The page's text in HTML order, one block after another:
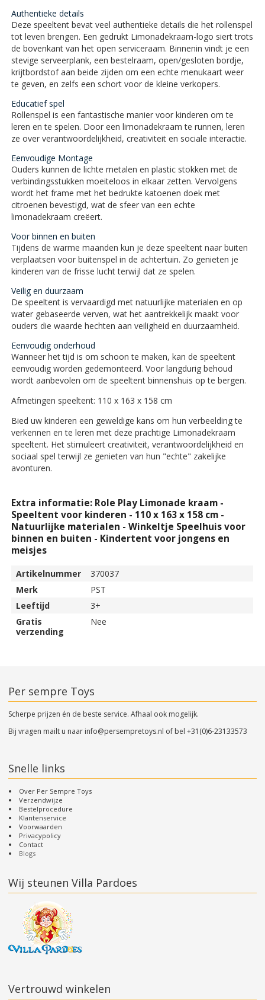
Authentieke details
Deze speeltent bevat veel authentieke details die het rollenspel
tot leven brengen. Een gedrukt Limonadekraam-logo siert trots
de bovenkant van het open serviceraam. Binnenin vindt je een
stevige serveerplank, een bestelraam, open/gesloten bordje,
krijtbordstof aan beide zijden om een echte menukaart weer
te geven, en zelfs een schort voor de kleine verkopers.
Educatief spel
Rollenspel is een fantastische manier voor kinderen om te
leren en te spelen. Door een limonadekraam te runnen, leren
ze over verantwoordelijkheid, creativiteit en sociale interactie.
Eenvoudige Montage
Ouders kunnen de lichte metalen en plastic stokken met de
verbindingsstukken moeiteloos in elkaar zetten. Vervolgens
wordt het frame met het bedrukte katoenen doek met
citroenen bevestigd, wat de sfeer van een echte
limonadekraam creëert.
Voor binnen en buiten
Tijdens de warme maanden kun je deze speeltent naar buiten
verplaatsen voor buitenspel in de achtertuin. Zo genieten je
kinderen van de frisse lucht terwijl dat ze spelen.
Veilig en duurzaam
De speeltent is vervaardigd met natuurlijke materialen en op
water gebaseerde verven, wat het aantrekkelijk maakt voor
ouders die waarde hechten aan veiligheid en duurzaamheid.
Eenvoudig onderhoud
Wanneer het tijd is om schoon te maken, kan de speeltent
eenvoudig worden gedemonteerd. Voor langdurig behoud
wordt aanbevolen om de speeltent binnenshuis op te bergen.
Afmetingen speeltent: 110 x 163 x 158 cm
Bied uw kinderen een geweldige kans om hun verbeelding te
verkennen en te leren met deze prachtige Limonadekraam
speeltent. Het stimuleert creativiteit, verantwoordelijkheid en
sociaal spel terwijl ze genieten van hun "echte" zakelijke
avonturen.
Extra informatie: Role Play Limonade kraam -
Speeltent voor kinderen - 110 x 163 x 158 cm -
Natuurlijke materialen - Winkeltje Speelhuis voor
binnen en buiten - Kindertent voor jongens en
meisjes
Artikelnummer
370037
Merk
PST
Leeftijd
3+
Gratis
verzending
Nee
Per sempre Toys
Scherpe prijzen én de beste service. Afhaal ook mogelijk.
Bij vragen mailt u naar info@persempretoys.nl of bel+31(0)6-23133573
Snelle links
Over Per Sempre Toys
Verzendwijze
Bestelprocedure
Klantenservice
Voorwaarden
Privacypolicy
Contact
Blogs
Wij steunen Villa Pardoes
Vertrouwd winkelen